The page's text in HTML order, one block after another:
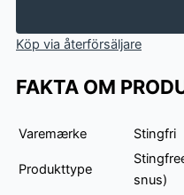
antal
Köp via återförsäljare
FAKTA OM
Varemærke Stingfri
Produkttype
snus)